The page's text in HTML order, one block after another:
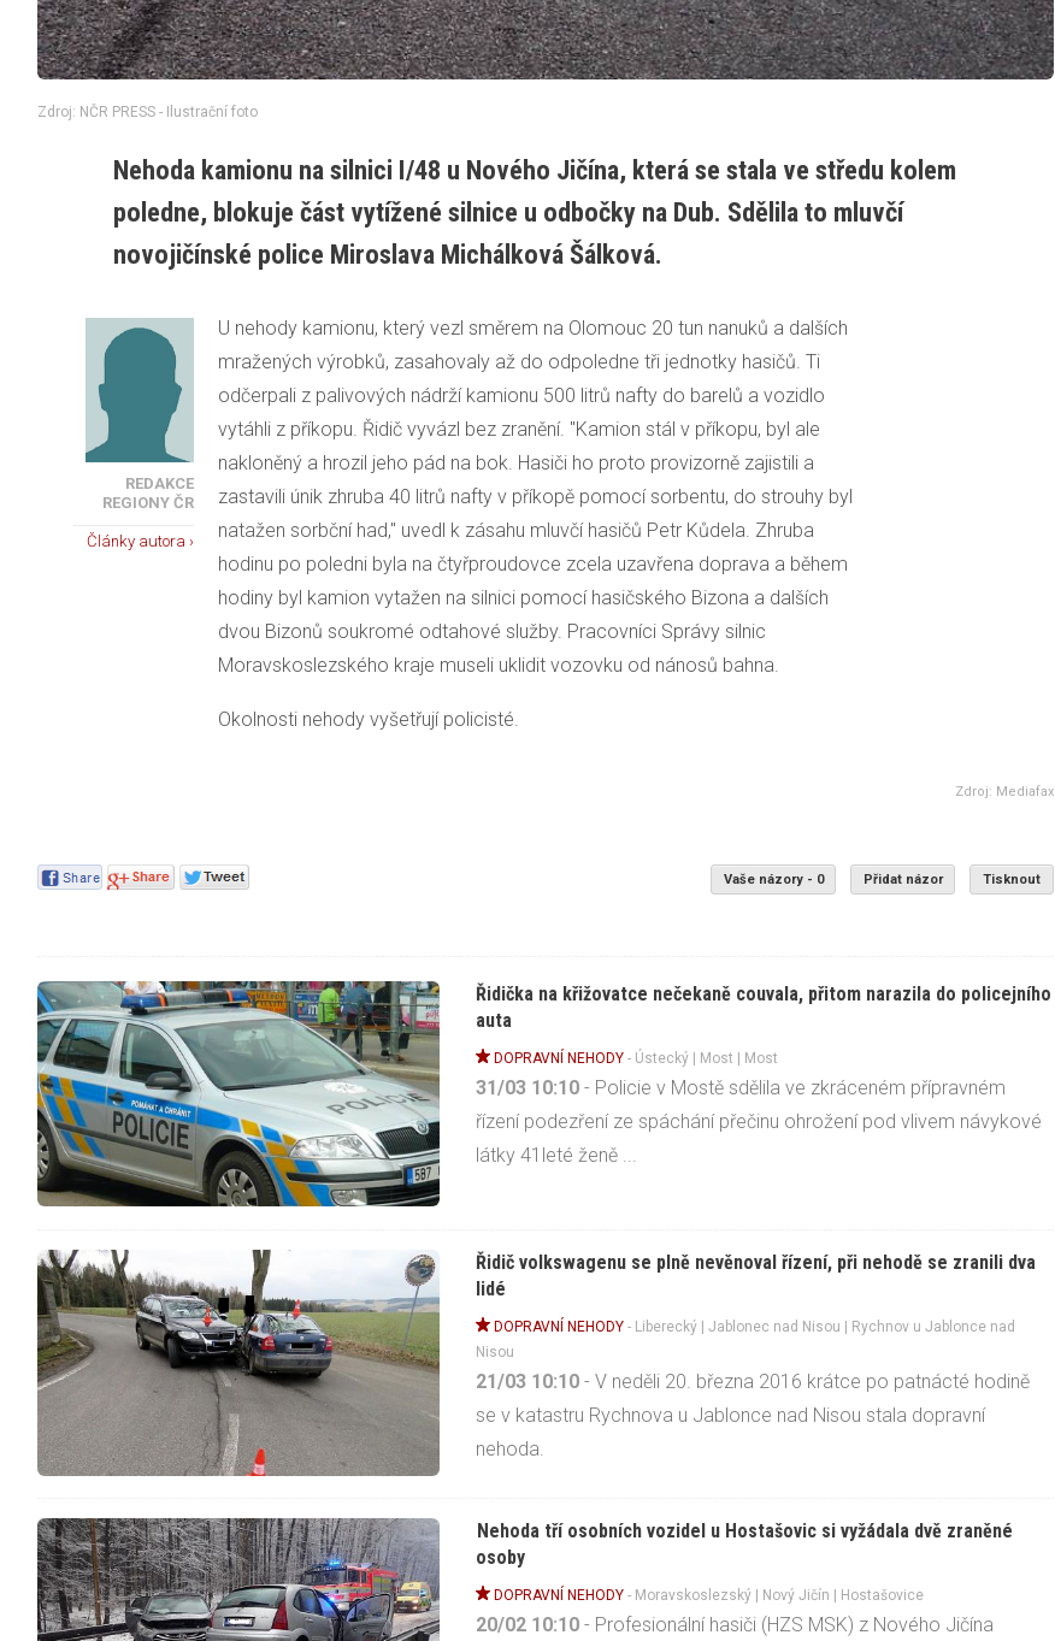
Zdroj: NČR PRESS - Ilustrační foto
Nehoda kamionu na silnici I/48 u Nového Jičína, která se stala ve středu kolem
poledne, blokuje část vytížené silnice u odbočky na Dub. Sdělila to mluvčí
novojičínské police Miroslava Michálková Šálková.
REDAKCE
REGIONY ČR
Články autora ›
U nehody kamionu, který vezl směrem na Olomouc 20 tun nanuků a dalších
mražených výrobků, zasahovaly až do odpoledne tři jednotky hasičů. Ti
odčerpali z palivových nádrží kamionu 500 litrů nafty do barelů a vozidlo
vytáhli z příkopu. Řidič vyvázl bez zranění. "Kamion stál v příkopu, byl ale
nakloněný a hrozil jeho pád na bok. Hasiči ho proto provizorně zajistili a
zastavili únik zhruba 40 litrů nafty v příkopě pomocí sorbentu, do strouhy byl
natažen sorbční had," uvedl k zásahu mluvčí hasičů Petr Kůdela. Zhruba
hodinu po poledni byla na čtyřproudovce zcela uzavřena doprava a během
hodiny byl kamion vytažen na silnici pomocí hasičského Bizona a dalších
dvou Bizonů soukromé odtahové služby. Pracovníci Správy silnic
Moravskoslezského kraje museli uklidit vozovku od nánosů bahna.
Okolnosti nehody vyšetřují policisté.
Zdroj: Mediafax
Vaše názory - 0 Přidat názor Tisknout
Řidička na křižovatce nečekaně couvala, přitom narazila do policejního
auta
DOPRAVNÍ NEHODY - Ústecký | Most | Most
31/03 10:10 - Policie v Mostě sdělila ve zkráceném přípravném
řízení podezření ze spáchání přečinu ohrožení pod vlivem návykové
látky 41leté ženě ...
Řidič volkswagenu se plně nevěnoval řízení, při nehodě se zranili dva
lidé
DOPRAVNÍ NEHODY - Liberecký |Jablonec nad Nisou | Rychnov u Jablonce nad
Nisou
21/03 10:10 - V neděli 20. března 2016 krátce po patnácté hodině
se v katastru Rychnova u Jablonce nad Nisou stala dopravní
nehoda.
Nehoda tří osobních vozidel u Hostašovic si vyžádala dvě zraněné
osoby
DOPRAVNÍ NEHODY - Moravskoslezský Nový Jičín | Hostašovice
20/02 10:10 - Profesionální hasiči (HZS MSK) z Nového Jičína